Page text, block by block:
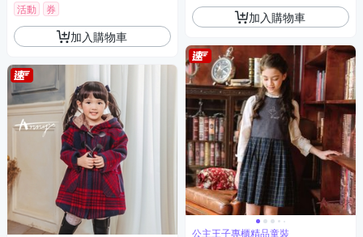
活動 券
加入購物車
加入購物車
公主王子專櫃精品童裝